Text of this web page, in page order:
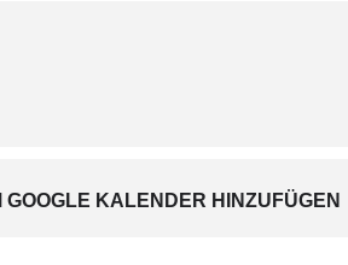
GOOGLE KALENDER HINZUFÜGEN